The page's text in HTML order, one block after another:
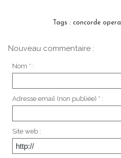
Tags : concorde opera
Nouveau commentaire :
Nom * :
Adresse email (non publiée) * :
Site web :